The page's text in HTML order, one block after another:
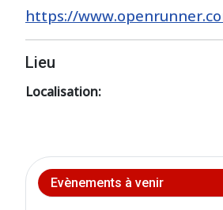
https://
Lieu
Localisation:
Evènements à venir